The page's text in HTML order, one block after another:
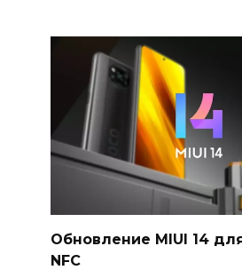
Обновление MIUI 14
NFC